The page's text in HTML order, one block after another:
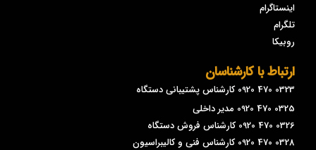
اینستاگرام
تلگرام
روبیکا
ارتباط با کارشناسان
0323 470 0920 کارشناس پشتیبانی دستگاه
0325 470 0920 مدیر داخلی
0326 470 0920 کارشناس فروش دستگاه
0328 470 0920 کارشناس فنی و کالیبراسیون